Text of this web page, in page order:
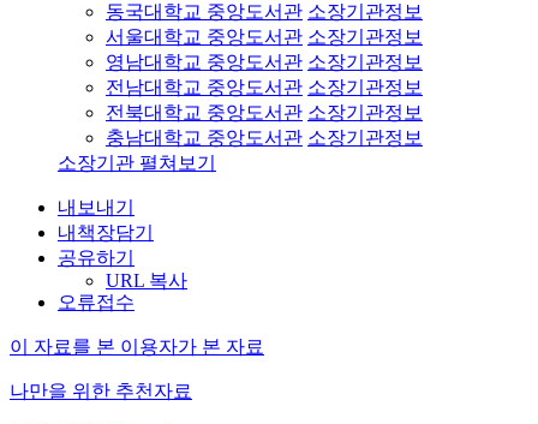
동국대학교 중앙도서관 소장기관정보
서울대학교 중앙도서관 소장기관정보
영남대학교 중앙도서관 소장기관정보
전남대학교 중앙도서관 소장기관정보
전북대학교 중앙도서관 소장기관정보
충남대학교 중앙도서관 소장기관정보
소장기관 펼쳐보기
내보내기
내책장담기
공유하기
URL 복사
오류접수
이 자료를 본 이용자가 본 자료
나만을 위한 추천자료